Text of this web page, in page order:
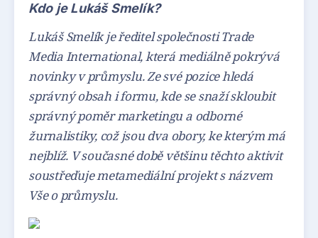
Kdo je Lukáš Smelík?
Lukáš Smelík je ředitel společnosti Trade
Media International, která mediálně pokrývá
novinky v průmyslu. Ze své pozice hledá
správný obsah i formu, kde se snaží skloubit
správný poměr marketingu a odborné
žurnalistiky, což jsou dva obory, ke kterým má
nejblíž. V současné době většinu těchto aktivit
soustřeďuje metamediální projekt s názvem
Vše o průmyslu.